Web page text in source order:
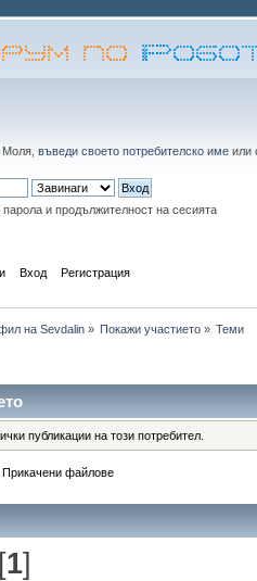
. Моля, въведи своето потребителско име или
и продължителност на сесията
Вход Регистрация
на Sevdalin» Покажи участието» Теми
публикации на този потребител.
Прикачени файлове
1]